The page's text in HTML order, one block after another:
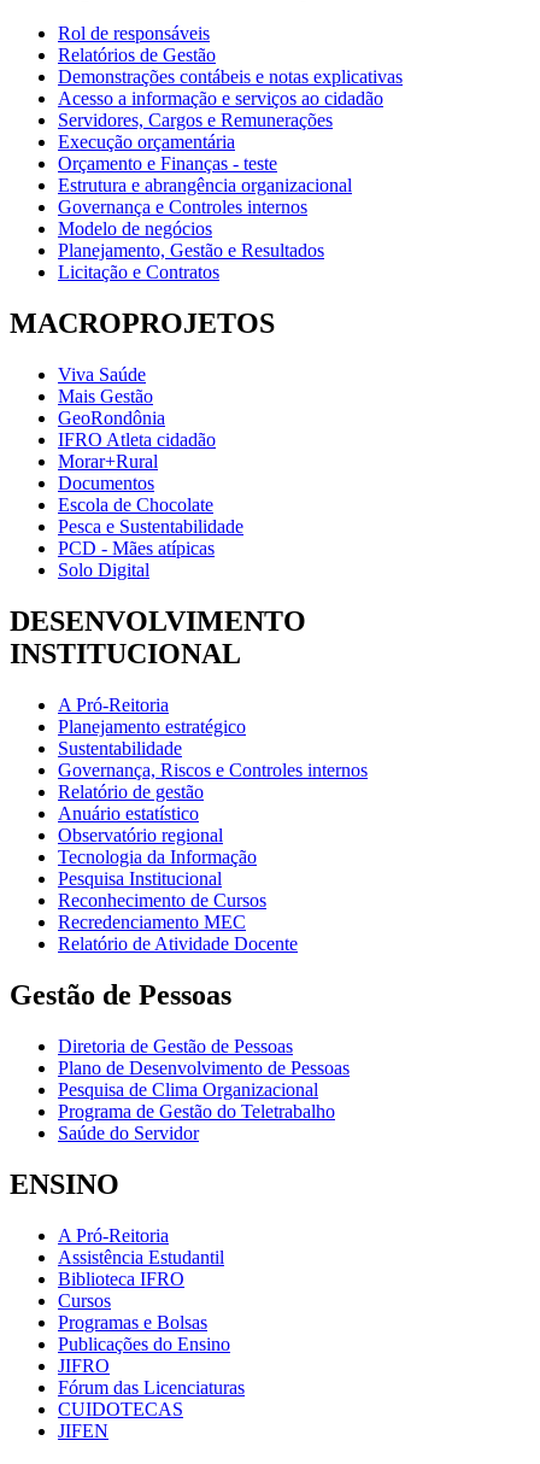
Rol de responsáveis
Relatórios de Gestão
Demonstrações contábeis e notas explicativas
Acesso a informação e serviços ao cidadão
Servidores, Cargos e Remunerações
Execução orçamentária
Orçamento e Finanças - teste
Estrutura e abrangência organizacional
Governança e Controles internos
Modelo de negócios
Planejamento, Gestão e Resultados
Licitação e Contratos
MACROPROJETOS
Viva Saúde
Mais Gestão
GeoRondônia
IFRO Atleta cidadão
Morar+Rural
Documentos
Escola de Chocolate
Pesca e Sustentabilidade
PCD - Mães atípicas
Solo Digital
DESENVOLVIMENTO
INSTITUCIONAL
A Pró-Reitoria
Planejamento estratégico
Sustentabilidade
Governança, Riscos e Controles internos
Relatório de gestão
Anuário estatístico
Observatório regional
Tecnologia da Informação
Pesquisa Institucional
Reconhecimento de Cursos
Recredenciamento MEC
Relatório de Atividade Docente
Gestão de Pessoas
Diretoria de Gestão de Pessoas
Plano de Desenvolvimento de Pessoas
Pesquisa de Clima Organizacional
Programa de Gestão do Teletrabalho
Saúde do Servidor
ENSINO
A Pró-Reitoria
Assistência Estudantil
Biblioteca IFRO
Cursos
Programas e Bolsas
Publicações do Ensino
JIFRO
Fórum das Licenciaturas
CUIDOTECAS
JIFEN